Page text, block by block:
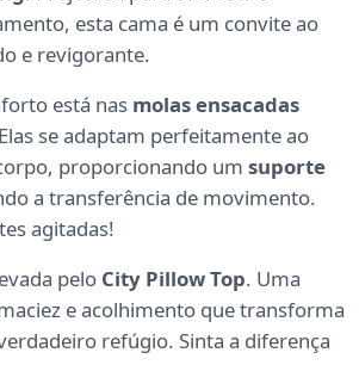
esta cama é um convite ao
e revigorante.
está nas molas ensacadas
se adaptam perfeitamente ao
proporcionando um suporte
a transferência de movimento.
agitadas!
pelo City Pillow Top. Uma
e acolhimento que transforma
refúgio. Sinta a diferença